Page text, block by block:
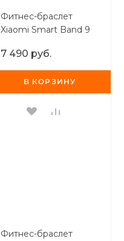
Фитнес-браслет
Xiaomi Smart Band 9
7 490 руб.
В КОРЗИНУ
Фитнес-браслет